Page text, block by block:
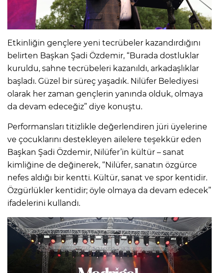
Etkinliğin gençlere yeni tecrübeler kazandırdığını
belirten Başkan Şadi Özdemir, “Burada dostluklar
kuruldu, sahne tecrübeleri kazanıldı, arkadaşlıklar
başladı. Güzel bir süreç yaşadık. Nilüfer Belediyesi
olarak her zaman gençlerin yanında olduk, olmaya
da devam edeceğiz” diye konuştu.
Performansları titizlikle değerlendiren jüri üyelerine
ve çocuklarını destekleyen ailelere teşekkür eden
Başkan Şadi Özdemir, Nilüfer’in kültür – sanat
kimliğine de değinerek, “Nilüfer, sanatın özgürce
nefes aldığı bir kentti. Kültür, sanat ve spor kentidir.
Özgürlükler kentidir; öyle olmaya da devam edecek”
ifadelerini kullandı.